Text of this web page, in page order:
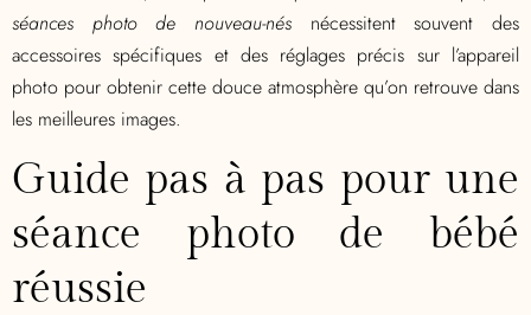
séances photo de nouveau-nés nécessitent souvent des
accessoires spécifiques et des réglages précis sur l’appareil
photo pour obtenir cette douce atmosphère qu’on retrouve dans
les meilleures images.
Guide pas à pas pour une
séance photo de bébé
réussie